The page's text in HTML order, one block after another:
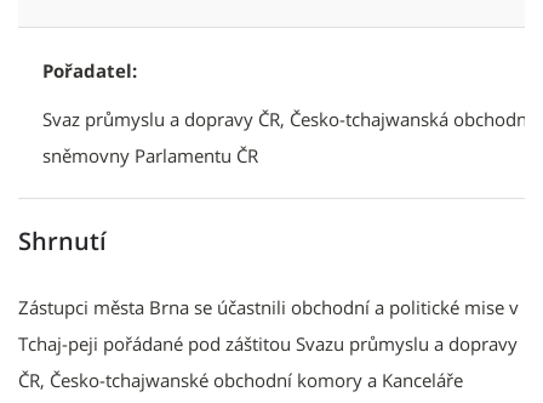
Pořadatel:
Svaz průmyslu a dopravy ČR, Česko-tchajwanská
sněmovny Parlamentu ČR
Shrnutí
Zástupci města Brna se účastnili obchodní a politické mise v
Tchaj-peji pořádané pod záštitou Svazu průmyslu a dopravy
ČR, Česko-tchajwanské obchodní komory a Kanceláře